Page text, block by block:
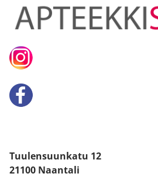
Tuulensuunkatu 12
21100 Naantali